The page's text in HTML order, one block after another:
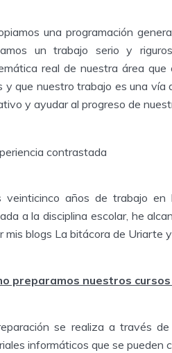
una programación
un trabajo serio y
real de nuestra área
y que nuestro trabajo es una vía
y ayudar al progreso de
contrastada
veinticinco años de trabajo
a la disciplina escolar, he
mis blogs La bitácora de Uriarte
preparamos nuestros
se realiza a través
informáticos que se pueden